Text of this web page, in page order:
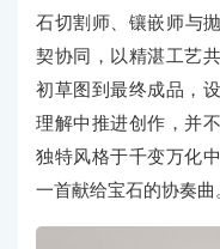
石切割师、镶嵌师与
契协同，以精湛工艺
初草图到最终成品，
理解中推进创作，并
独特风格于千变万化
一首献给宝石的协奏曲